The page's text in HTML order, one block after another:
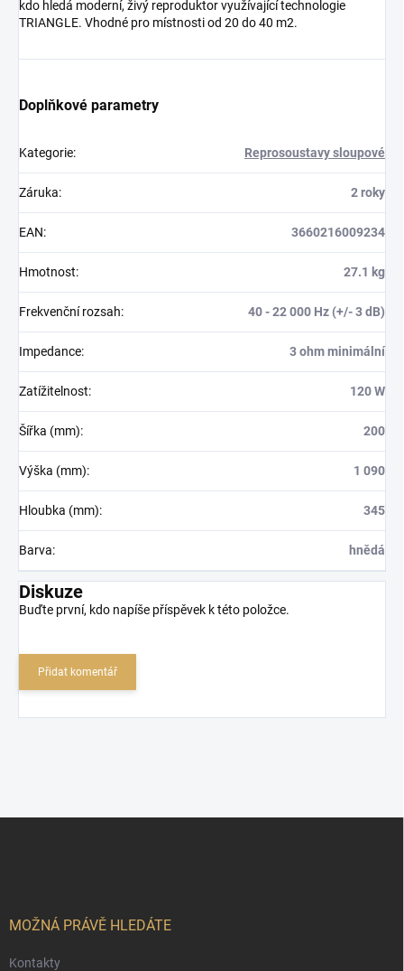
kdo hledá moderní, živý reproduktor využívající technologie
TRIANGLE. Vhodné pro místnosti od 20 do 40 m2.
Doplňkové parametry
Kategorie: Reprosoustavy sloupové
Záruka: 2 roky
EAN: 3660216009234
Hmotnost: 27.1 kg
Frekvenční rozsah: 40 - 22 000 Hz (+/- 3 dB)
Impedance: 3 ohm minimální
Zatížitelnost: 120 W
Šířka (mm): 200
Výška (mm): 1 090
Hloubka (mm): 345
Barva: hnědá
Diskuze
Buďte první, kdo napíše příspěvek k této položce.
Přidat komentář
MOŽNÁ PRÁVĚ HLEDÁTE
Kontakty